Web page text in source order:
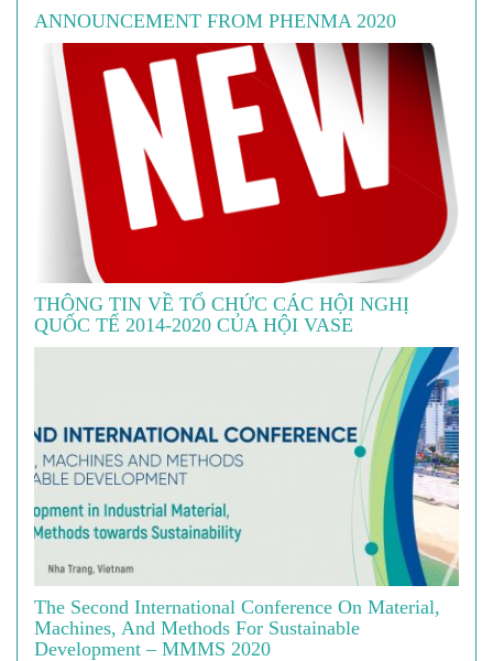
ANNOUNCEMENT FROM PHENMA 2020
THÔNG TIN VỀ TỔ CHỨC CÁC HỘI NGHỊ
QUỐC TẾ 2014-2020 CỦA HỘI VASE
The Second International Conference On Material,
Machines, And Methods For Sustainable
Development – MMMS 2020